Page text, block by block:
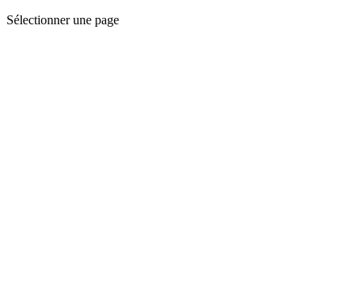
Sélectionner une page